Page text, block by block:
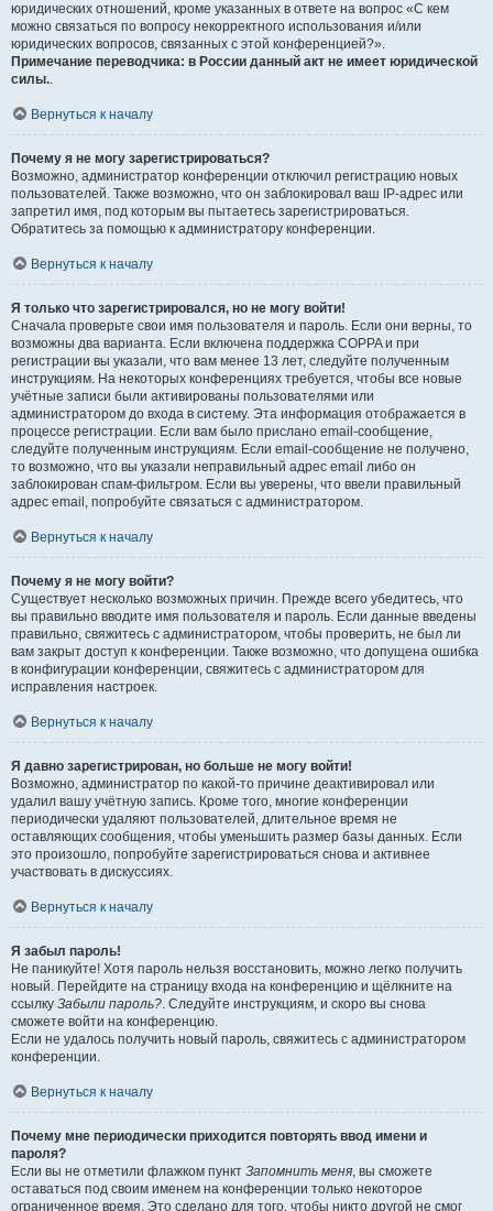
юридических отношений, кроме указанных в ответе на вопрос «С кем
можно связаться по вопросу некорректного использования и/или
юридических вопросов, связанных с этой конференцией?».
Примечание переводчика: в России данный акт не имеет юридической
силы..
Вернуться к началу
Почему я не могу зарегистрироваться?
Возможно, администратор конференции отключил регистрацию новых
пользователей. Также возможно, что он заблокировал ваш IP-адрес или
запретил имя, под которым вы пытаетесь зарегистрироваться.
Обратитесь за помощью к администратору конференции.
Вернуться к началу
Я только что зарегистрировался, но не могу войти!
Сначала проверьте свои имя пользователя и пароль. Если они верны, то
возможны два варианта. Если включена поддержка COPPA и при
регистрации вы указали, что вам менее 13 лет, следуйте полученным
инструкциям. На некоторых конференциях требуется, чтобы все новые
учётные записи были активированы пользователями или
администратором до входа в систему. Эта информация отображается в
процессе регистрации. Если вам было прислано email-сообщение,
следуйте полученным инструкциям. Если email-сообщение не получено,
то возможно, что вы указали неправильный адрес email либо он
заблокирован спам-фильтром. Если вы уверены, что ввели правильный
адрес email, попробуйте связаться с администратором.
Вернуться к началу
Почему я не могу войти?
Существует несколько возможных причин. Прежде всего убедитесь, что
вы правильно вводите имя пользователя и пароль. Если данные введены
правильно, свяжитесь с администратором, чтобы проверить, не был ли
вам закрыт доступ к конференции. Также возможно, что допущена ошибка
в конфигурации конференции, свяжитесь с администратором для
исправления настроек.
Вернуться к началу
Я давно зарегистрирован, но больше не могу войти!
Возможно, администратор по какой-то причине деактивировал или
удалил вашу учётную запись. Кроме того, многие конференции
периодически удаляют пользователей, длительное время не
оставляющих сообщения, чтобы уменьшить размер базы данных. Если
это произошло, попробуйте зарегистрироваться снова и активнее
участвовать в дискуссиях.
Вернуться к началу
Я забыл пароль!
Не паникуйте! Хотя пароль нельзя восстановить, можно легко получить
новый. Перейдите на страницу входа на конференцию и щёлкните на
ссылку Забыли пароль?. Следуйте инструкциям, и скоро вы снова
сможете войти на конференцию.
Если не удалось получить новый пароль, свяжитесь с администратором
конференции.
Вернуться к началу
Почему мне периодически приходится повторять ввод имени и
пароля?
Если вы не отметили флажком пункт Запомнить меня, вы сможете
оставаться под своим именем на конференции только некоторое
ограниченное время. Это сделано для того, чтобы никто другой не смог